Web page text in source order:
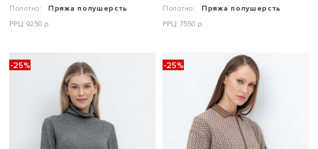
Полотно:
Пряжа полушерсть
РРЦ: 9250 р.
Полотно:
Пряжа полушерсть
РРЦ: 7550 р.
-25% -25%